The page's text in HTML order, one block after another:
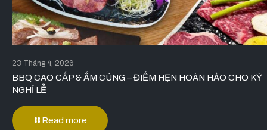
23 Tháng 4, 2026
BBQ CAO CẤP & ẤM CÚNG – ĐIỂM HẸN HOÀN HẢO CHO KỲ
NGHỈ LỄ
Read more